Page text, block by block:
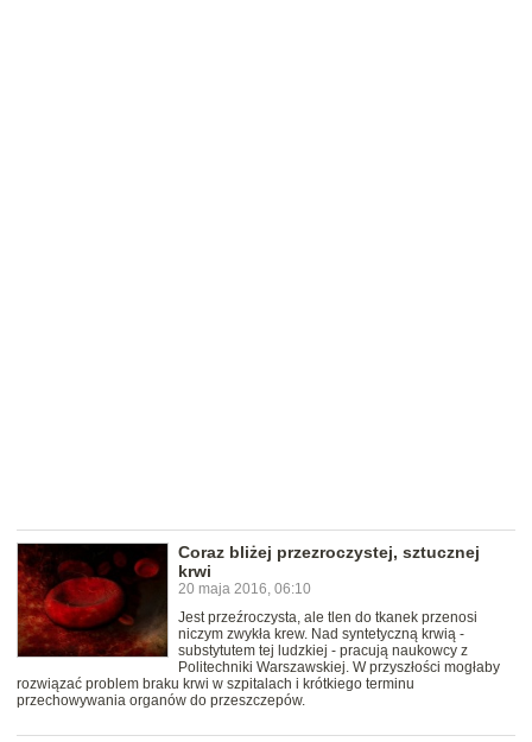
Coraz bliżej przezroczystej, sztucznej
krwi
20 maja 2016, 06:10
Jest przeźroczysta, ale tlen do tkanek przenosi
niczym zwykła krew. Nad syntetyczną krwią -
substytutem tej ludzkiej - pracują naukowcy z
Politechniki Warszawskiej. W przyszłości mogłaby
rozwiązać problem braku krwi w szpitalach i krótkiego terminu
przechowywania organów do przeszczepów.